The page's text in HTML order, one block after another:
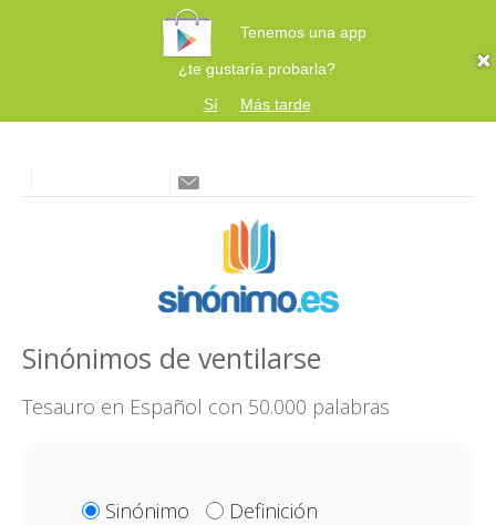
Tenemos una app
¿te gustaría probarla?
Sí
Más tarde
Sinónimos de ventilarse
Tesauro en Español con 50.000 palabras
Sinónimo
Definición